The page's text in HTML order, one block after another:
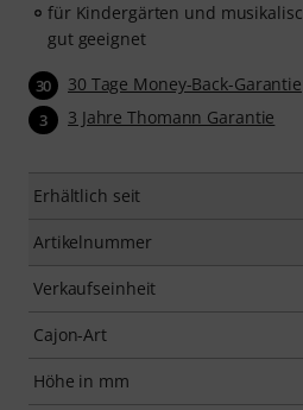
für Kindergärten und
gut geeignet
30 30 Tage Money-Back-Garantie
3 3 Jahre Thomann Garantie
Erhältlich seit
Artikelnummer
Verkaufseinheit
Cajon-Art
Höhe in mm